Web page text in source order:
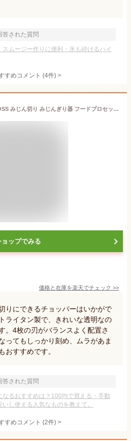
答された質問
ムージー作りに便利・氷も砕けるハイ
すめコメント (4件) >
ぶんぶんチョッパー BOSS みじん切り みじんぎり器 フードプロセッサー 大きめ ブラック 食洗器対応 手動 ブラック 人気 おすすめ 離乳食 介護 便利グッズ キッチン キッチン雑貨 調理器具 川端滝三郎商店
ョップでみる
価格と在庫を楽天でチェック >>
りにできるチョッパーはいかがで
ライタン製で、きれいな透明なの
。4枚の刃がバランスよく配置さ
ってもしっかり刻め、ムラがあま
おすすめです。
答された質問
るおすすめは？100均で買える・手動
し使える人気なものを教えて。
すめコメント (2件) >